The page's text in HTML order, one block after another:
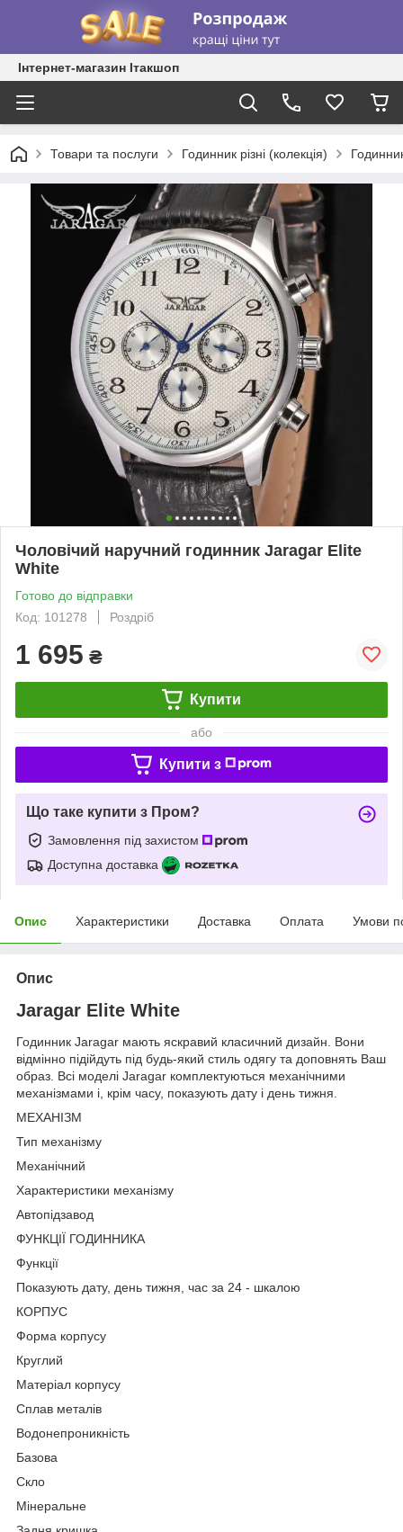
Інтернет-магазин Ітакшоп
Товари та послуги Годинник різні (колекція)
Чоловічий наручний годинник Jaragar Elite
White
Готово до відправки
Код: 101278
Роздріб
1 695 ₴
Купити
або
Купити з
Що таке купити з Пром?
Замовлення під захистом
Доступна доставка
Опис Характеристики Доставка Оплата Умови
Опис
Jaragar Elite White
Годинник Jaragar мають яскравий класичний дизайн. Вони
відмінно підійдуть під будь-який стиль одягу та доповнять Ваш
образ. Всі моделі Jaragar комплектуються механічними
механізмами і, крім часу, показують дату і день тижня.
МЕХАНІЗМ
Тип механізму
Механічний
Характеристики механізму
Автопідзавод
ФУНКЦІЇ ГОДИННИКА
Функції
Показують дату, день тижня, час за 24 - шкалою
КОРПУС
Форма корпусу
Круглий
Матеріал корпусу
Сплав металів
Водонепроникність
Базова
Скло
Мінеральне